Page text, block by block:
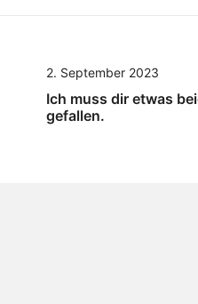
2. September 2023
Ich muss dir etwas
gefallen.